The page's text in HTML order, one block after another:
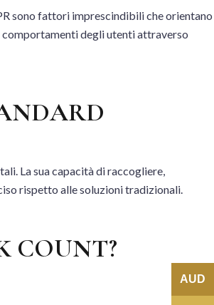
sono fattori imprescindibili che orientano
comportamenti degli utenti attraverso
La sua capacità di raccogliere,
rispetto alle soluzioni tradizionali.
COUNT?
AUD